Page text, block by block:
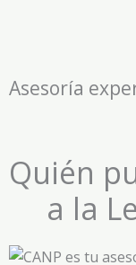
Asesoría
Quién
a la